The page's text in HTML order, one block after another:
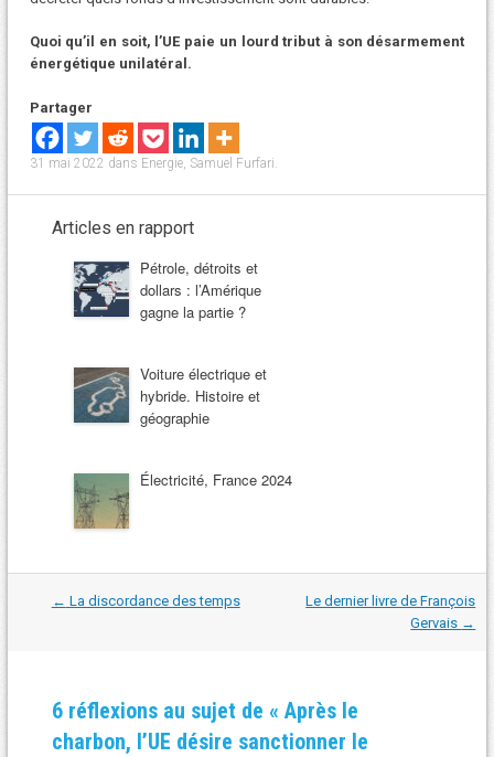
Quoi qu’il en soit, l’UE paie un lourd tribut à son désarmement
énergétique unilatéral.
Partager
31 mai 2022 dans Energie, Samuel Furfari
Articles en rapport
Pétrole, détroits et
dollars : l’Amérique
gagne la partie ?
Voiture électrique et
hybride. Histoire et
géographie
Électricité, France 2024
Navigation
dans
← La discordance des temps
Le dernier livre de François
Gervais →
6 réflexions au sujet de « Après le
charbon, l’UE désire sanctionner le